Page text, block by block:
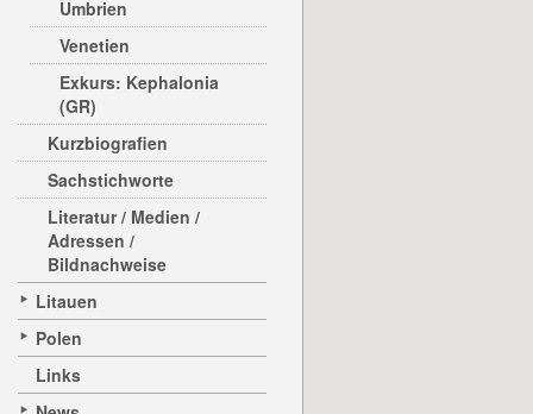
Umbrien
Venetien
Exkurs: Kephalonia
(GR)
Kurzbiografien
Sachstichworte
Literatur / Medien /
Adressen /
Bildnachweise
Litauen
Polen
Links